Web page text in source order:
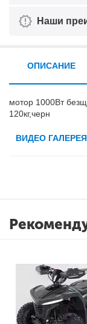
Наши
ОПИСАНИЕ
мотор 1000Вт
120кг,черн
ВИДЕО ГАЛЕРЕЯ